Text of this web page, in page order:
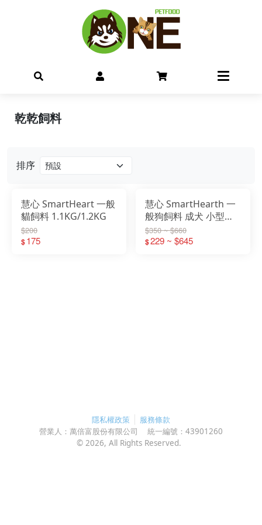
排序
慧心 SmartHeart 一般
貓飼料 1.1KG/1.2KG
$200
$175
慧心 SmartHearth 一
般狗飼料 成犬 小型犬
幼犬 2.7KG/8KG
$350 ~ $660
$229 ~ $645
乾乾飼料
隱私權政策
服務條款
營業人： 萬倍富股份有限公司 統一編號： 43901260
© 2026, All Rights Reserved.